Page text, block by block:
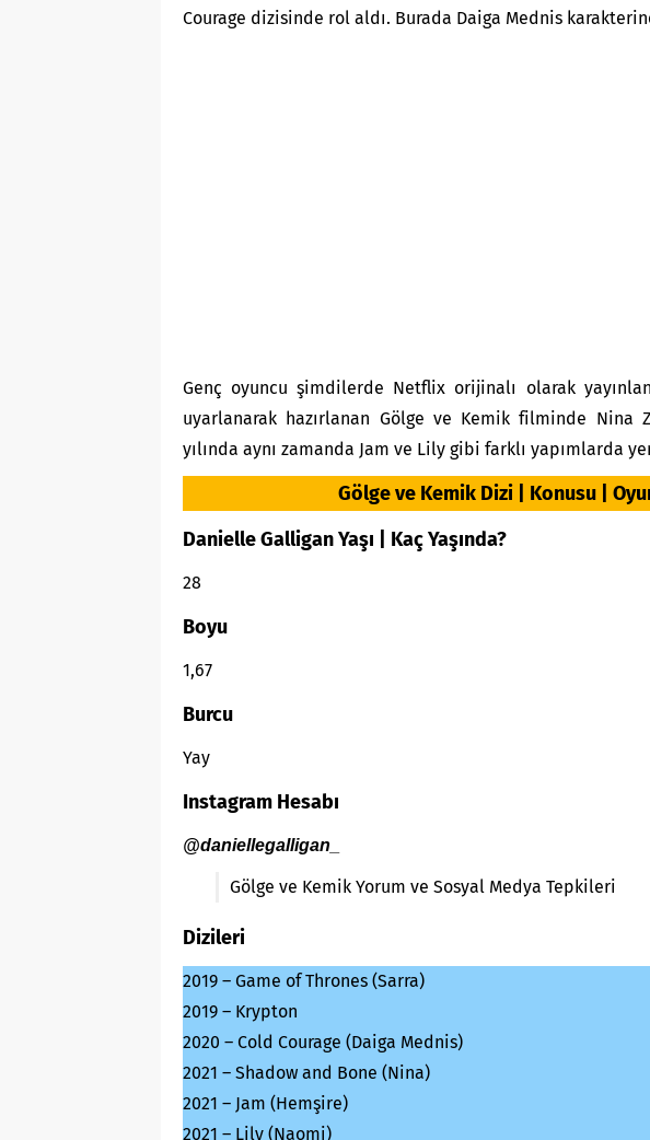
Courage dizisinde rol aldı. Burada Daiga Mednis
Genç oyuncu şimdilerde Netflix orijinalı olarak
uyarlanarak hazırlanan Gölge ve Kemik filminde Nina
yılında aynı zamanda Jam ve Lily gibi farklı yapımlarda
Gölge ve Kemik Dizi | Konusu |
Danielle Galligan Yaşı | Kaç Yaşında?
28
Boyu
1,67
Burcu
Yay
Instagram Hesabı
@daniellegalligan_
Gölge ve Kemik Yorum ve Sosyal Medya Tepkileri
Dizileri
2019 – Game of Thrones (Sarra)
2019 – Krypton
2020 – Cold Courage (Daiga Mednis)
2021 – Shadow and Bone (Nina)
2021 – Jam (Hemşire)
2021 – Lily (Naomi)